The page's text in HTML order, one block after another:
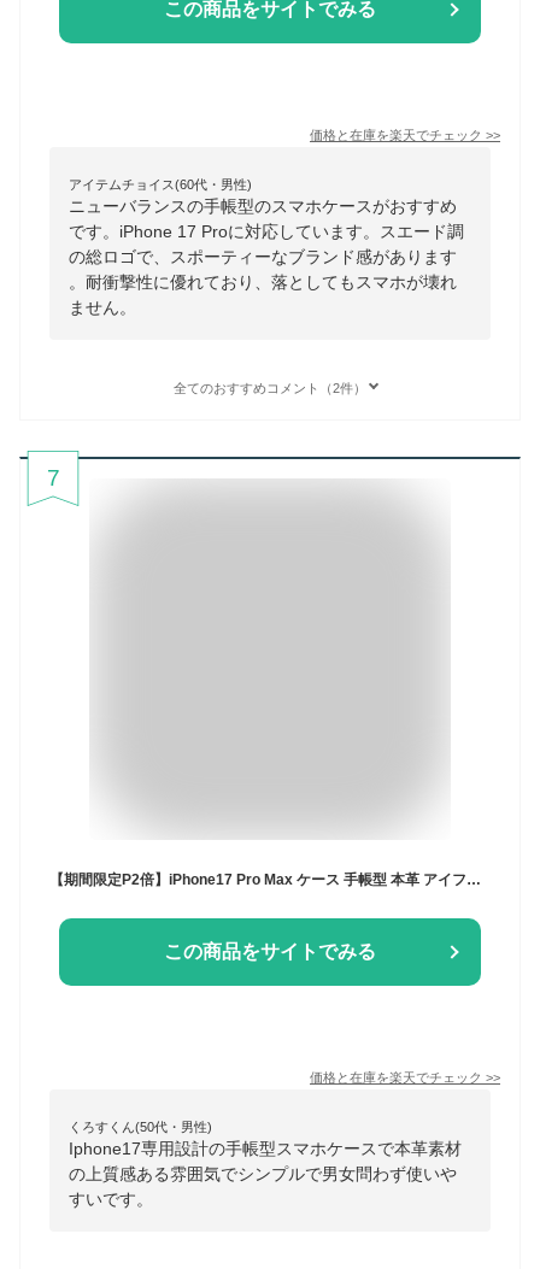
この商品をサイトでみる
価格と在庫を楽天でチェック >>
アイテムチョイス(60代・男性)
ニューバランスの手帳型のスマホケースがおすすめ
です。iPhone 17 Proに対応しています。スエード調
の総ロゴで、スポーティーなブランド感があります
。耐衝撃性に優れており、落としてもスマホが壊れ
ません。
全てのおすすめコメント（2件）
7
【期間限定P2倍】iPhone17 Pro Max ケース 手帳型 本革 アイフォン 16 15 14 Plus カバー 手帳 革 iPhone Air 16e スマホケース アイホン 13 12 mini 11 手帳型ケース 耐衝撃 iPhone SE3 SE2 スマホケース アイフォン X XR XS 7 8 6 携帯カバー カード収納
この商品をサイトでみる
価格と在庫を楽天でチェック >>
くろすくん(50代・男性)
Iphone17専用設計の手帳型スマホケースで本革素材
の上質感ある雰囲気でシンプルで男女問わず使いや
すいです。